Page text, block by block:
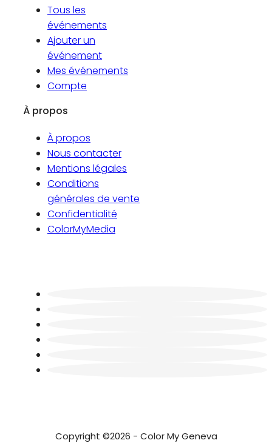
Tous les
événements
Ajouter un
événement
Mes événements
Compte
À propos
À propos
Nous contacter
Mentions légales
Conditions
générales de vente
Confidentialité
ColorMyMedia
Copyright ©2026 - Color My Geneva